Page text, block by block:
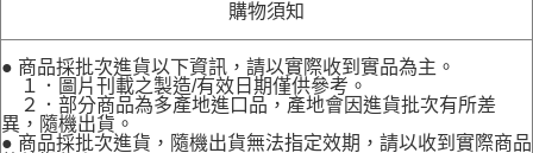
購物須知
● 商品採批次進貨以下資訊，請以實際收到實品為主。
１．圖片刊載之製造/有效日期僅供參考。
２．部分商品為多產地進口品，產地會因進貨批次有所差
異，隨機出貨。
● 商品採批次進貨，隨機出貨無法指定效期，請以收到實際商品